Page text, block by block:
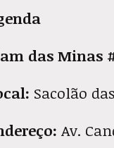
das Minas
Sacolão
Av.